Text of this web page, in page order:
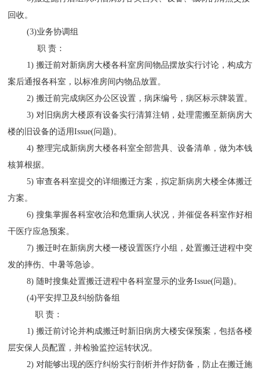
回收。
(3)业务协调组
职 责：
1) 搬迁前对新病房大楼各科室房间物品摆放实行讨论，构成方
案后通报各科室，以标准房间内物品放置。
2) 搬迁前完成病区办公区设置，病床编号，病区标示牌装置。
3) 对旧病房大楼原有设备实行清算注销，处理需搬至新病房大
楼的旧设备的适用Issue(问题)。
4) 整理完成新病房大楼各科室全部营具、设备清单，做为本钱
核算根据。
5) 审查各科室提交的详细搬迁方案，拟定新病房大楼全体搬迁
方案。
6) 搜集掌握各科室收治和危重病人状况，并催促各科室作好相
干医疗应急预案。
7) 搬迁时在新病房大楼一楼设置医疗小组，处置搬迁进程中突
发的摔伤、中暑等急诊。
8) 随时搜集处置搬迁进程中各科室显示的业务Issue(问题)。
(4)平安捍卫及纠纷防备组
职 责：
1) 搬迁前讨论并构成搬迁时新旧病房大楼安保预案，包括各楼
层安保人员配置，并检验监控运转状况。
2) 对能够出现的医疗纠纷实行剖析并作好防备，防止在搬迁施